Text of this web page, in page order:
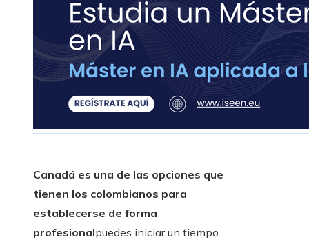
Canadá es una de las opciones que
tienen los colombianos para
establecerse de forma
profesionalpuedes iniciar un tiempo